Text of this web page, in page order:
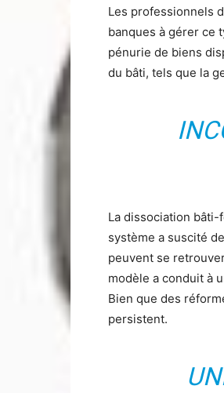
Les professionnels
banques à gérer ce
pénurie de biens
du bâti, tels que la
La dissociation
système a suscité
peuvent se
modèle a conduit à
Bien que des
persistent.